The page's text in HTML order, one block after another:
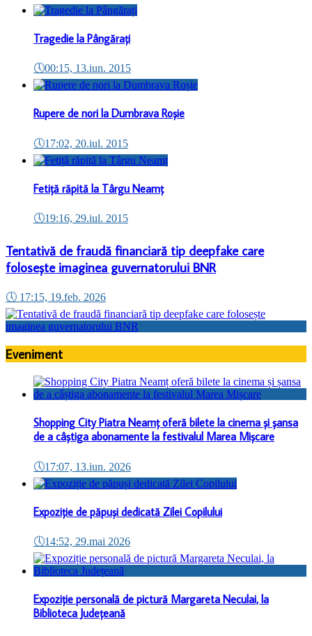
Tragedie la Pângărați
🕔00:15, 13.iun. 2015
Rupere de nori la Dumbrava Roșie
🕔17:02, 20.iul. 2015
Fetiță răpită la Târgu Neamț
🕔19:16, 29.iul. 2015
Tentativă de fraudă financiară tip deepfake care
folosește imaginea guvernatorului BNR
🕔 17:15, 19.feb. 2026
Eveniment
Shopping City Piatra Neamț oferă bilete la cinema și șansa
de a câștiga abonamente la festivalul Marea Mișcare
🕔17:07, 13.iun. 2026
Expoziție de păpuși dedicată Zilei Copilului
🕔14:52, 29.mai 2026
Expoziție personală de pictură Margareta Neculai, la
Biblioteca Județeană